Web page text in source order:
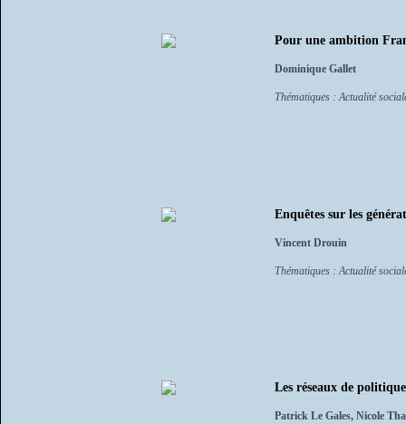
Pour une ambition
Dominique Gallet
Thématiques : Actualité
Enquêtes sur les
Vincent Drouin
Thématiques : Actualité
Les réseaux de
Patrick Le Gales, Nicole